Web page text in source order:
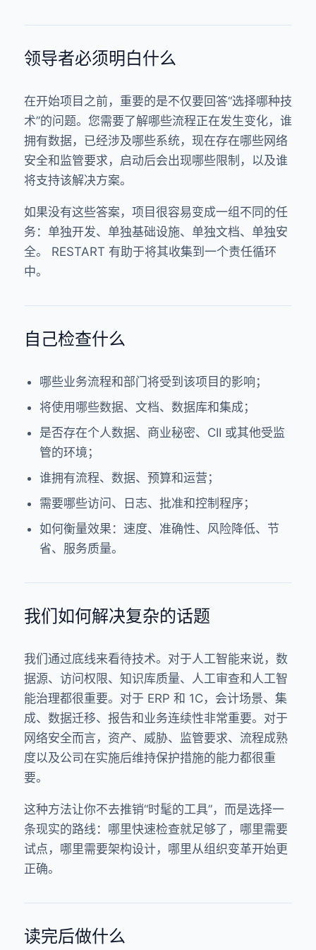
领导者必须明白什么
在开始项目之前，重要的是不仅要回答“选择哪种技
术”的问题。您需要了解哪些流程正在发生变化，谁
拥有数据，已经涉及哪些系统，现在存在哪些网络
安全和监管要求，启动后会出现哪些限制，以及谁
将支持该解决方案。
如果没有这些答案，项目很容易变成一组不同的任
务：单独开发、单独基础设施、单独文档、单独安
全。 RESTART 有助于将其收集到一个责任循环
中。
自己检查什么
哪些业务流程和部门将受到该项目的影响；
将使用哪些数据、文档、数据库和集成；
是否存在个人数据、商业秘密、CII 或其他受监
管的环境；
谁拥有流程、数据、预算和运营；
需要哪些访问、日志、批准和控制程序；
如何衡量效果：速度、准确性、风险降低、节
省、服务质量。
我们如何解决复杂的话题
我们通过底线来看待技术。对于人工智能来说，数
据源、访问权限、知识库质量、人工审查和人工智
能治理都很重要。对于 ERP 和 1C，会计场景、集
成、数据迁移、报告和业务连续性非常重要。对于
网络安全而言，资产、威胁、监管要求、流程成熟
度以及公司在实施后维持保护措施的能力都很重
要。
这种方法让你不去推销“时髦的工具”，而是选择一
条现实的路线：哪里快速检查就足够了，哪里需要
试点，哪里需要架构设计，哪里从组织变革开始更
正确。
读完后做什么